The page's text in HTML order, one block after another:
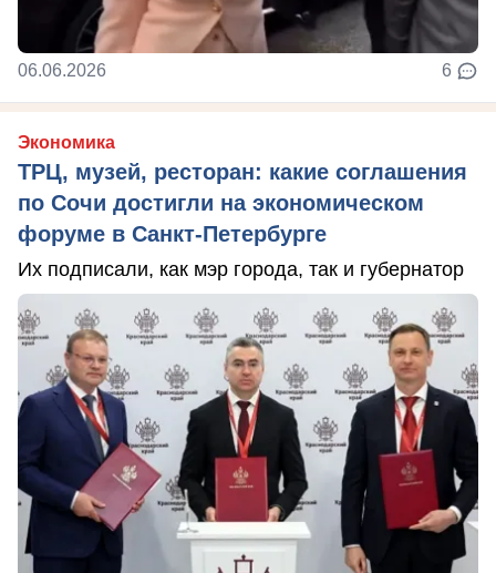
06.06.2026 6
Экономика
ТРЦ, музей, ресторан: какие соглашения
по Сочи достигли на экономическом
форуме в Санкт-Петербурге
Их подписали, как мэр города, так и губернатор